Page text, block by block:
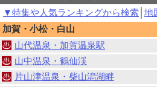
▼特集や人気ランキングから検索
地
加賀・小松・白山
山代温泉・加賀温泉駅
山中温泉・鶴仙渓
片山津温泉・柴山潟湖畔